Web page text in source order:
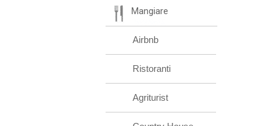
Mangiare
Airbnb
Ristoranti
Agriturist